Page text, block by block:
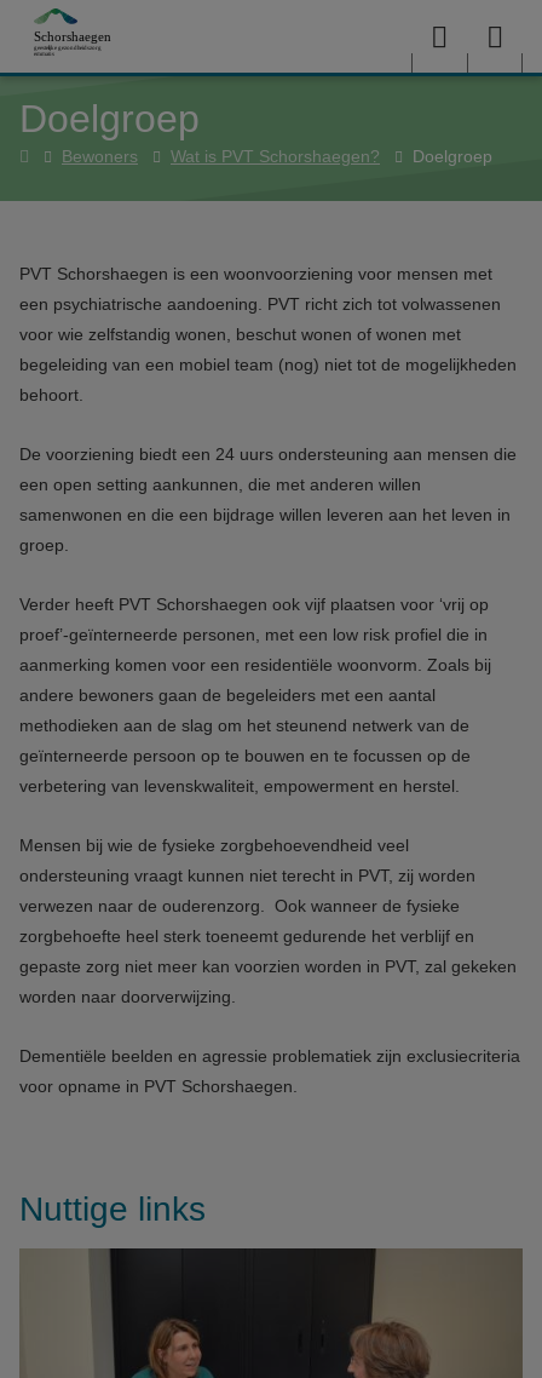
Overslaan en naar de inhoud gaan
Menu
Doelgroep
HomeBewoners Wat is PVT Schorshaegen? Doelgroep
PVT Schorshaegen is een woonvoorziening voor mensen met
een psychiatrische aandoening. PVT richt zich tot volwassenen
voor wie zelfstandig wonen, beschut wonen of wonen met
begeleiding van een mobiel team (nog) niet tot de mogelijkheden
behoort.
De voorziening biedt een 24 uurs ondersteuning aan mensen die
een open setting aankunnen, die met anderen willen
samenwonen en die een bijdrage willen leveren aan het leven in
groep.
Verder heeft PVT Schorshaegen ook vijf plaatsen voor ‘vrij op
proef’-geïnterneerde personen, met een low risk profiel die in
aanmerking komen voor een residentiële woonvorm. Zoals bij
andere bewoners gaan de begeleiders met een aantal
methodieken aan de slag om het steunend netwerk van de
geïnterneerde persoon op te bouwen en te focussen op de
verbetering van levenskwaliteit, empowerment en herstel.
Mensen bij wie de fysieke zorgbehoevendheid veel
ondersteuning vraagt kunnen niet terecht in PVT, zij worden
verwezen naar de ouderenzorg. Ook wanneer de fysieke
zorgbehoefte heel sterk toeneemt gedurende het verblijf en
gepaste zorg niet meer kan voorzien worden in PVT, zal gekeken
worden naar doorverwijzing.
Dementiële beelden en agressie problematiek zijn exclusiecriteria
voor opname in PVT Schorshaegen.
Nuttige links